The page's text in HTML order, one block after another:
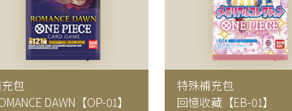
包
DAWN 【OP-01】
特殊補充包
回憶收藏 【EB-01】